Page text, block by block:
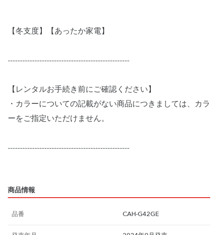
【冬支度】【あったか家電】
--------------------------------------------------
【レンタルお手続き前にご確認ください】
・カラーについての記載がない商品につきましては、カラ
ーをご指定いただけません。
--------------------------------------------------
商品情報
品番 CAH-G42GE